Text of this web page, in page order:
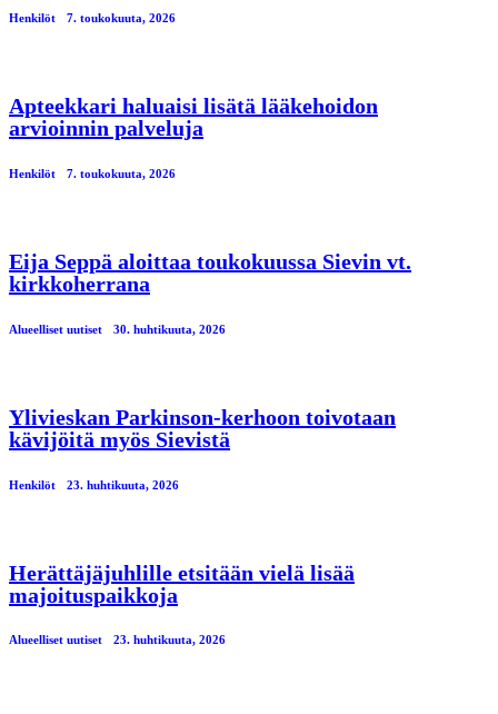
Henkilöt 7. toukokuuta, 2026
Apteekkari haluaisi lisätä lääkehoidon
arvioinnin palveluja
Henkilöt 7. toukokuuta, 2026
Eija Seppä aloittaa toukokuussa Sievin vt.
kirkkoherrana
Alueelliset uutiset 30. huhtikuuta, 2026
Ylivieskan Parkinson-kerhoon toivotaan
kävijöitä myös Sievistä
Henkilöt 23. huhtikuuta, 2026
Herättäjäjuhlille etsitään vielä lisää
majoituspaikkoja
Alueelliset uutiset 23. huhtikuuta, 2026